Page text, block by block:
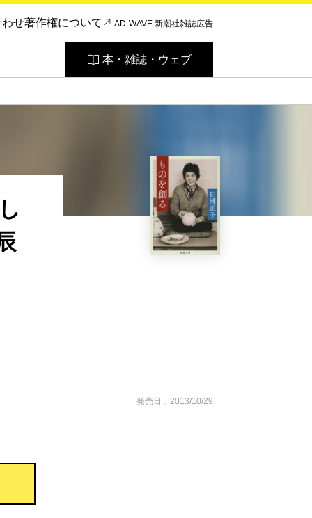
わせ著作権について AD-WAVE 新潮社雑誌広告
本・雑誌・ウェブ
発売日：2013/10/29